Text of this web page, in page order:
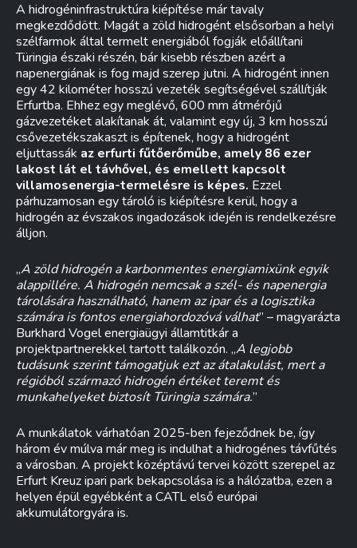
A hidrogéninfrastruktúra kiépítése már tavaly
megkezdődött. Magát a zöld hidrogént elsősorban a helyi
szélfarmok által termelt energiából fogják előállítani
Türingia északi részén, bár kisebb részben azért a
napenergiának is fog majd szerep jutni. A hidrogént innen
egy 42 kilométer hosszú vezeték segítségével szállítják
Erfurtba. Ehhez egy meglévő, 600 mm átmérőjű
gázvezetéket alakítanak át, valamint egy új, 3 km hosszú
csővezetékszakaszt is építenek, hogy a hidrogént
eljuttassák az erfurti fűtőerőműbe, amely 86 ezer
lakost lát el távhővel, és emellett kapcsolt
villamosenergia-termelésre is képes. Ezzel
párhuzamosan egy tároló is kiépítésre kerül, hogy a
hidrogén az évszakos ingadozások idején is rendelkezésre
álljon.
„A zöld hidrogén a karbonmentes energiamixünk egyik
alappillére. A hidrogén nemcsak a szél- és napenergia
tárolására használható, hanem az ipar és a logisztika
számára is fontos energiahordozóvá válhat” – magyarázta
Burkhard Vogel energiaügyi államtitkár a
projektpartnerekkel tartott találkozón. „A legjobb
tudásunk szerint támogatjuk ezt az átalakulást, mert a
régióból származó hidrogén értéket teremt és
munkahelyeket biztosít Türingia számára.”
A munkálatok várhatóan 2025-ben fejeződnek be, így
három év múlva már meg is indulhat a hidrogénes távfűtés
a városban. A projekt középtávú tervei között szerepel az
Erfurt Kreuz ipari park bekapcsolása is a hálózatba, ezen a
helyen épül egyébként a CATL első európai
akkumulátorgyára is.